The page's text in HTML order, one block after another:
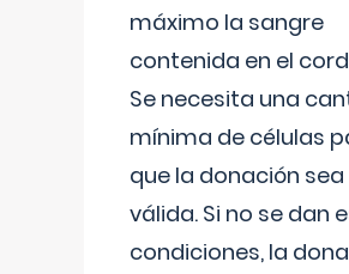
máximo la sangre
contenida en el
Se necesita una
mínima de células
que la donación sea
válida. Si no se dan
condiciones, la